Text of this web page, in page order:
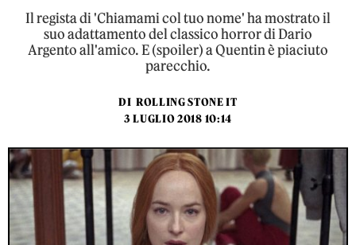
Il regista di 'Chiamami col tuo nome' ha mostrato il
suo adattamento del classico horror di Dario
Argento all'amico. E (spoiler) a Quentin è piaciuto
parecchio.
DI ROLLING STONE IT
3 LUGLIO 2018 10:14